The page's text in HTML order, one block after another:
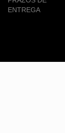
ENTREGA